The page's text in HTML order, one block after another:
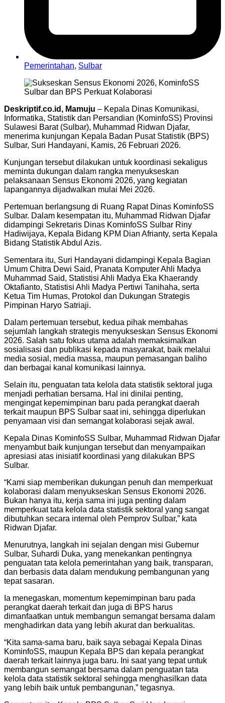
Pemerintahan, Sulbar
Deskriptif.co.id, Mamuju – Kepala Dinas Komunikasi,
Informatika, Statistik dan Persandian (KominfoSS) Provinsi
Sulawesi Barat (Sulbar), Muhammad Ridwan Djafar,
menerima kunjungan Kepala Badan Pusat Statistik (BPS)
Sulbar, Suri Handayani, Kamis, 26 Februari 2026.
Kunjungan tersebut dilakukan untuk koordinasi sekaligus
meminta dukungan dalam rangka menyukseskan
pelaksanaan Sensus Ekonomi 2026, yang kegiatan
lapangannya dijadwalkan mulai Mei 2026.
Pertemuan berlangsung di Ruang Rapat Dinas KominfoSS
Sulbar. Dalam kesempatan itu, Muhammad Ridwan Djafar
didampingi Sekretaris Dinas KominfoSS Sulbar Riny
Hadiwijaya, Kepala Bidang KPM Dian Afrianty, serta Kepala
Bidang Statistik Abdul Azis.
Sementara itu, Suri Handayani didampingi Kepala Bagian
Umum Chitra Dewi Said, Pranata Komputer Ahli Madya
Muhammad Said, Statistisi Ahli Madya Eka Khaerandy
Oktafianto, Statistisi Ahli Madya Pertiwi Tanihaha, serta
Ketua Tim Humas, Protokol dan Dukungan Strategis
Pimpinan Haryo Satriaji.
Dalam pertemuan tersebut, kedua pihak membahas
sejumlah langkah strategis menyukseskan Sensus Ekonomi
2026. Salah satu fokus utama adalah memaksimalkan
sosialisasi dan publikasi kepada masyarakat, baik melalui
media sosial, media massa, maupun pemasangan baliho
dan berbagai kanal komunikasi lainnya.
Selain itu, penguatan tata kelola data statistik sektoral juga
menjadi perhatian bersama. Hal ini dinilai penting,
mengingat kepemimpinan baru pada perangkat daerah
terkait maupun BPS Sulbar saat ini, sehingga diperlukan
penyamaan visi dan semangat kolaborasi sejak awal.
Kepala Dinas KominfoSS Sulbar, Muhammad Ridwan Djafar
menyambut baik kunjungan tersebut dan menyampaikan
apresiasi atas inisiatif koordinasi yang dilakukan BPS
Sulbar.
“Kami siap memberikan dukungan penuh dan memperkuat
kolaborasi dalam menyukseskan Sensus Ekonomi 2026.
Bukan hanya itu, kerja sama ini juga penting dalam
memperkuat tata kelola data statistik sektoral yang sangat
dibutuhkan secara internal oleh Pemprov Sulbar,” kata
Ridwan Djafar.
Menurutnya, langkah ini sejalan dengan misi Gubernur
Sulbar, Suhardi Duka, yang menekankan pentingnya
penguatan tata kelola pemerintahan yang baik, transparan,
dan berbasis data dalam mendukung pembangunan yang
tepat sasaran.
Ia menegaskan, momentum kepemimpinan baru pada
perangkat daerah terkait dan juga di BPS harus
dimanfaatkan untuk membangun semangat bersama dalam
menghadirkan data yang lebih akurat dan berkualitas.
“Kita sama-sama baru, baik saya sebagai Kepala Dinas
KominfoSS, maupun Kepala BPS dan kepala perangkat
daerah terkait lainnya juga baru. Ini saat yang tepat untuk
membangun semangat bersama dalam penguatan tata
kelola data statistik sektoral sehingga menghasilkan data
yang lebih baik untuk pembangunan,” tegasnya.